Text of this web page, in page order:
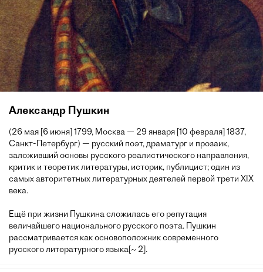
Александр Пушкин
(26 мая [6 июня] 1799, Москва — 29 января [10 февраля] 1837,
Санкт-Петербург) — русский поэт, драматург и прозаик,
заложивший основы русского реалистического направления,
критик и теоретик литературы, историк, публицист; один из
самых авторитетных литературных деятелей первой трети XIX
века.
Ещё при жизни Пушкина сложилась его репутация
величайшего национального русского поэта. Пушкин
рассматривается как основоположник современного
русского литературного языка[~ 2].